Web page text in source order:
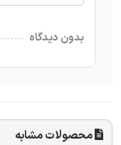
بدون دیدگاه
محصولات مشابه